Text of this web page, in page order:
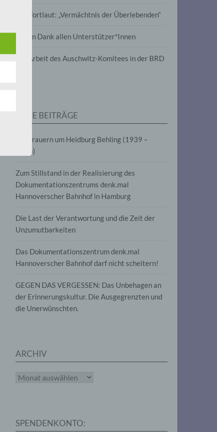
Im Wortlaut: „Vermächtnis der Überlebenden“
Vielen Dank allen Unterstützer*Innen
Zur Arbeit des Auschwitz-Komitees in der BRD
NEUE BEITRÄGE
Wir trauern um Heidburg Behling (1939 –
2026)
Zum Stillstand in der Realisierung des
Dokumentationszentrums denk.mal
Hannoverscher Bahnhof in Hamburg
Die Last der Verantwortung und die Zeit der
Unzumutbarkeiten
Das Dokumentationszentrum denk.mal
Hannoverscher Bahnhof darf nicht scheitern!
GEGEN DAS VERGESSEN: Das Unbehagen an
der Erinnerungskultur. Die Ausgegrenzten und
die Unerwünschten.
ARCHIV
Archiv
SPENDENKONTO: